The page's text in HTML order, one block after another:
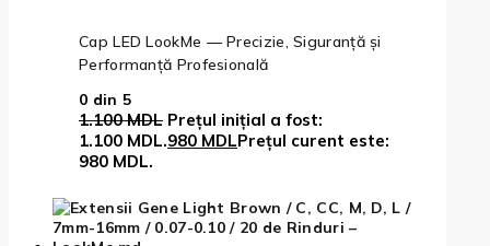
Cap LED LookMe — Precizie, Siguranță și
Performanță Profesională
0 din 5
1.100MDL Prețul inițial a fost:
1.100 MDL.980 MDLPrețul curent este:
980 MDL.